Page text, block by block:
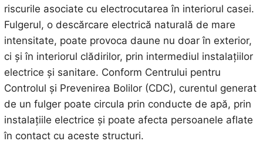
riscurile asociate cu electrocutarea în interiorul casei.
Fulgerul, o descărcare electrică naturală de mare
intensitate, poate provoca daune nu doar în exterior,
ci și în interiorul clădirilor, prin intermediul instalațiilor
electrice și sanitare. Conform Centrului pentru
Controlul și Prevenirea Bolilor (CDC), curentul generat
de un fulger poate circula prin conducte de apă, prin
instalațiile electrice și poate afecta persoanele aflate
în contact cu aceste structuri.